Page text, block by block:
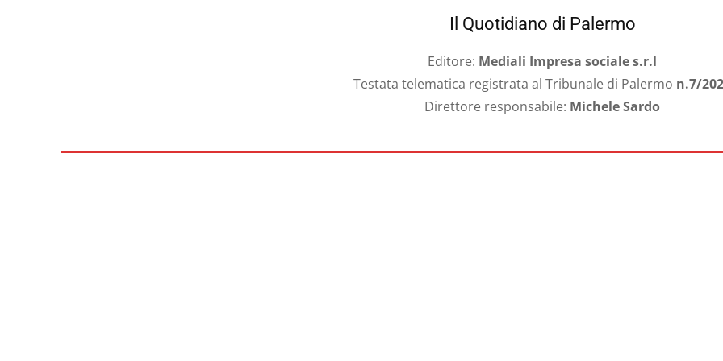
Il Quotidiano di Palermo
Editore: Mediali Impresa sociale s.r.l
Testata telematica registrata al Tribunale di Palermo n.7/
Direttore responsabile: Michele Sardo